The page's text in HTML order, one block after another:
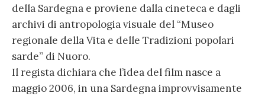
della Sardegna e proviene dalla cineteca e dagli
archivi di antropologia visuale del “Museo
regionale della Vita e delle Tradizioni popolari
sarde” di Nuoro.
Il regista dichiara che l’idea del film nasce a
maggio 2006, in una Sardegna improvvisamente